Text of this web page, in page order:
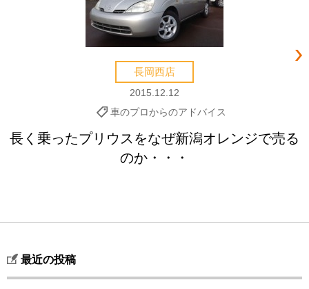
長岡西店
2015.12.12
車のプロからのアドバイス
長く乗ったプリウスをなぜ新潟オレンジで売る
のか・・・
最近の投稿